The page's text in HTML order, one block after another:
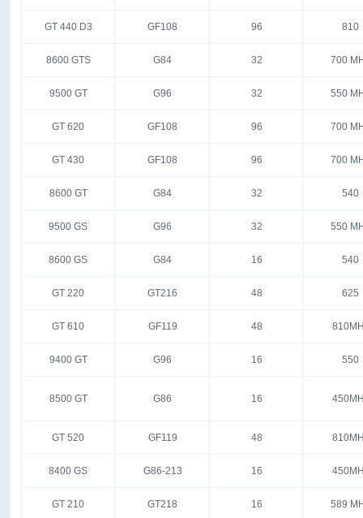
GT 440 D3 GF108 96 810
8600 GTS G84 32 700
9500 GT G96 32 550
GT 620 GF108 96 700
GT 430 GF108 96 700
8600 GT G84 32 540
9500 GS G96 32 550
8600 GS G84 16 540
GT 220 GT216 48 625
GT 610 GF119 48
9400 GT G96 16 550
8500 GT G86 16
GT 520 GF119 48
8400 GS G86-213 16
GT 210 GT218 16 589